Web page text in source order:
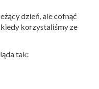
dzień, ale cofnąć
korzystaliśmy ze
tak: